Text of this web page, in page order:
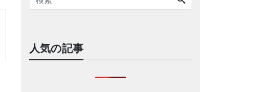
人気の記事